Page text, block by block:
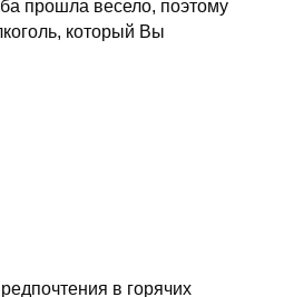
прошла весело, поэтому
который Вы
в горячих